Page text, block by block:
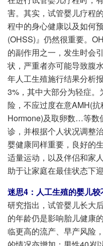
害。其实，试管婴儿疗程
程中的身心健康以及如何
(OHSS)』仍然很重要。
的副作用之一，发生时会
状，严重者亦可能导致腹
年人工生殖施行结果分析
3%，其中大部分为轻症
险，不应过度在意AMH(
Hormone)及取卵数…等数
诊，并根据个人状况调整
婴健康同样重要，良好的
适量运动，以及伴侣和家
助于让家庭在最佳状态下迎
迷思4：人工生殖的婴儿较
研究指出，试管婴儿长大
的年龄仍是影响胎儿健康
临更高的流产、早产风险